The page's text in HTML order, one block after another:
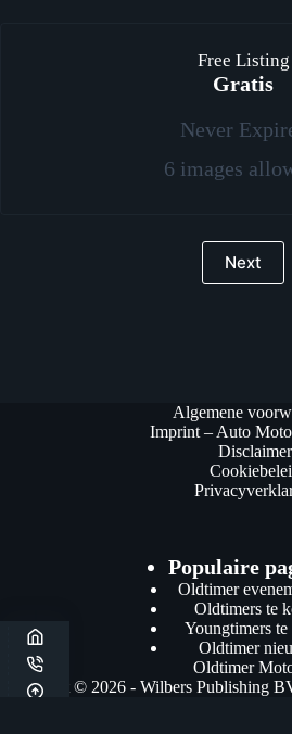
Free Listing
Gratis
Never
6 images
Next
Algemene
Imprint – Auto
Disclaimer
Populaire
Oldtimer
Oldtimers te
Youngtimers te
Oldtimer
Oldtimer
Copyright © 2026 - Wilbers Publishing